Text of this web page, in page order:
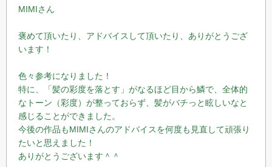
MIMIさん
褒めて頂いたり、アドバイスして頂いたり、ありがとうござ
います！
色々参考になりました！
特に、「髪の彩度を落とす」がなるほど目から鱗で、全体的
なトーン（彩度）が整っておらず、髪がバチっと眩しいなと
感じることができました。
今後の作品もMIMIさんのアドバイスを何度も見直して頑張り
たいと思えました！
ありがとうございます＾＾